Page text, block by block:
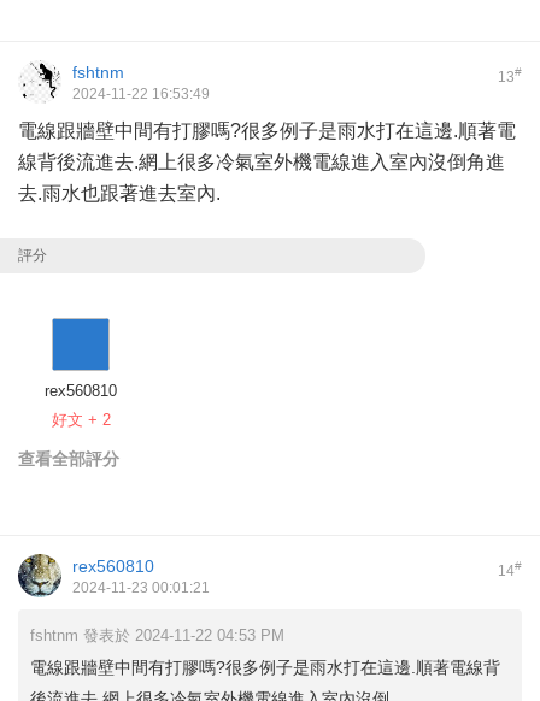
13#
fshtnm
2024-11-22 16:53:49
電線跟牆壁中間有打膠嗎?很多例子是雨水打在這邊.順著電
線背後流進去.網上很多冷氣室外機電線進入室內沒倒角進
去.雨水也跟著進去室內.
評分
rex560810
好文 + 2
查看全部評分
14#
rex560810
2024-11-23 00:01:21
fshtnm 發表於 2024-11-22 04:53 PM
電線跟牆壁中間有打膠嗎?很多例子是雨水打在這邊.順著電線背